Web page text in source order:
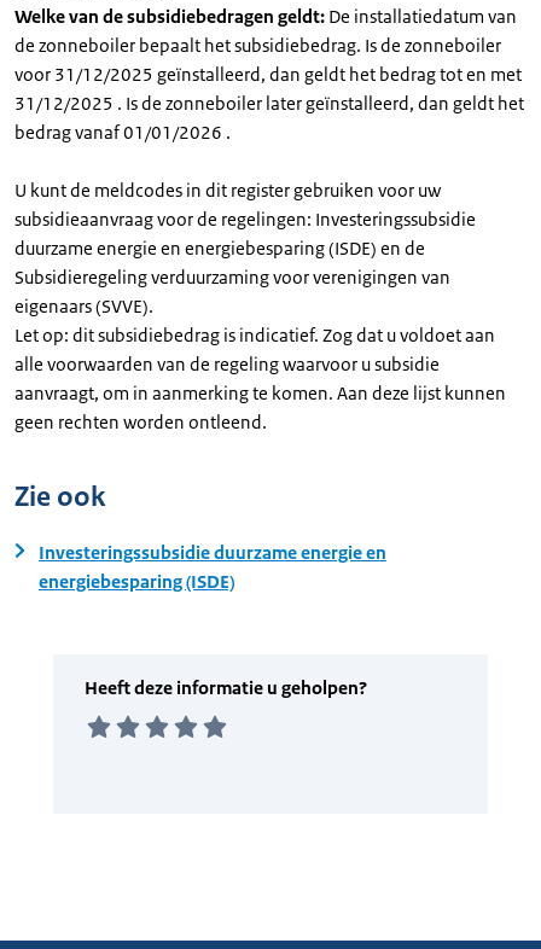
Welke van de subsidiebedragen geldt: De installatiedatum van
de zonneboiler bepaalt het subsidiebedrag. Is de zonneboiler
voor 31/12/2025 geïnstalleerd, dan geldt het bedrag tot en met
31/12/2025 . Is de zonneboiler later geïnstalleerd, dan geldt het
bedrag vanaf 01/01/2026 .
U kunt de meldcodes in dit register gebruiken voor uw
subsidieaanvraag voor de regelingen: Investeringssubsidie
duurzame energie en energiebesparing (ISDE) en de
Subsidieregeling verduurzaming voor verenigingen van
eigenaars (SVVE).
Let op: dit subsidiebedrag is indicatief. Zog dat u voldoet aan
alle voorwaarden van de regeling waarvoor u subsidie
aanvraagt, om in aanmerking te komen. Aan deze lijst kunnen
geen rechten worden ontleend.
Zie ook
Investeringssubsidie duurzame energie en
energiebesparing (ISDE)